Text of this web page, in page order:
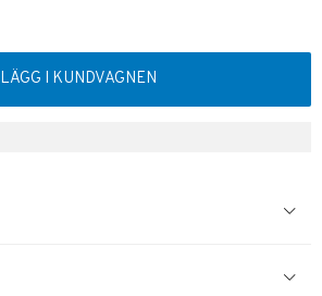
LÄGG I KUNDVAGNEN